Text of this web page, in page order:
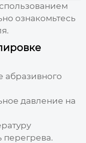
ознакомьтесь
абразивного
давление на
перегрева.